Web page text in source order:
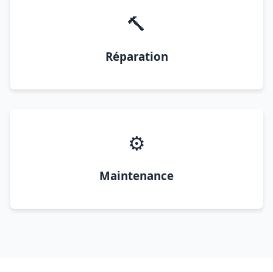
🔨
Réparation
⚙️
Maintenance